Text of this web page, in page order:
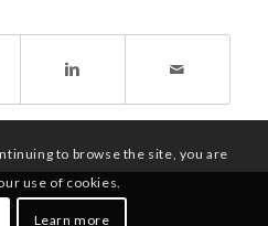
to browse the site, you are
use of cookies.
Learn more